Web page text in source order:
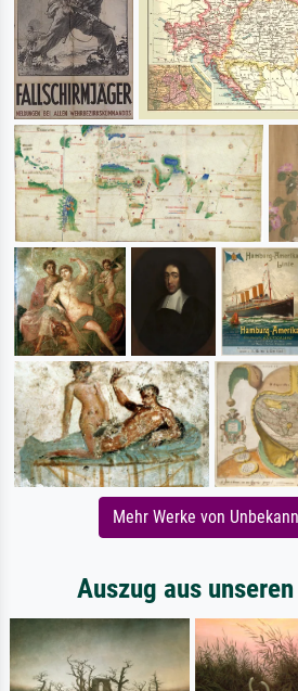
Mehr Werke von
Auszug aus